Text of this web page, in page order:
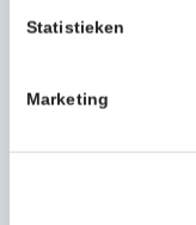
Statistieken
Marketing